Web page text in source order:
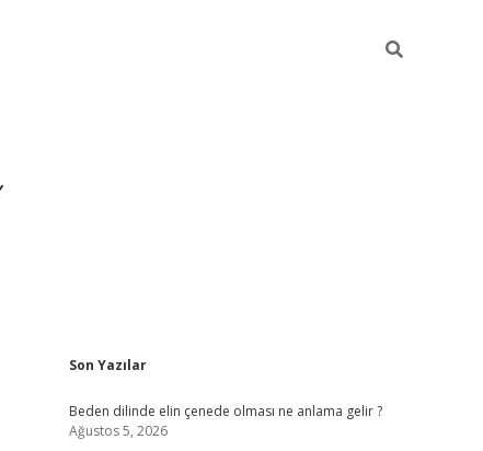
Sidebar
Son Yazılar
Beden dilinde elin çenede olması ne anlama gelir ?
Ağustos 5, 2026